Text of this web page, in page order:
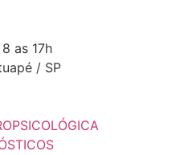
as 17h
/ SP